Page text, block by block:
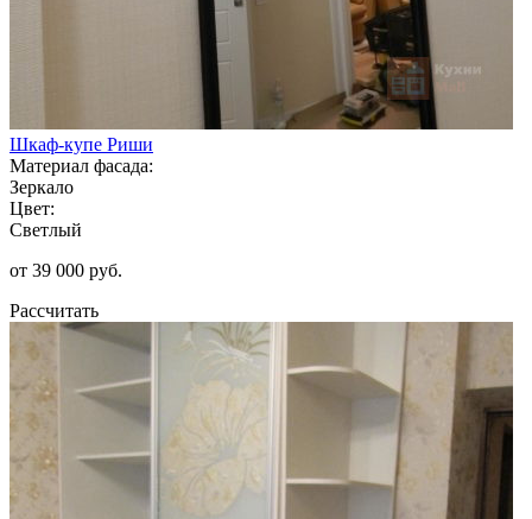
Шкаф-купе Риши
Материал фасада:
Зеркало
Цвет:
Светлый
от 39 000 руб.
Рассчитать